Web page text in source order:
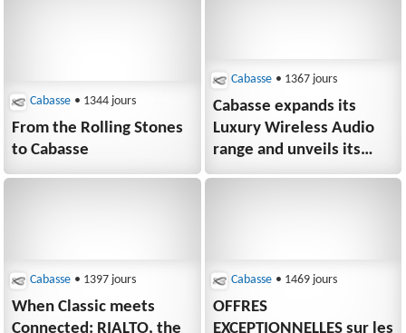
Cabasse • 1344 jours
From the Rolling Stones
to Cabasse
Cabasse • 1367 jours
Cabasse expands its
Luxury Wireless Audio
range and unveils its
new “Classic Connected”
Cabasse • 1397 jours
When Classic meets
Connected: RIALTO, the
Cabasse • 1469 jours
OFFRES
EXCEPTIONNELLES sur les